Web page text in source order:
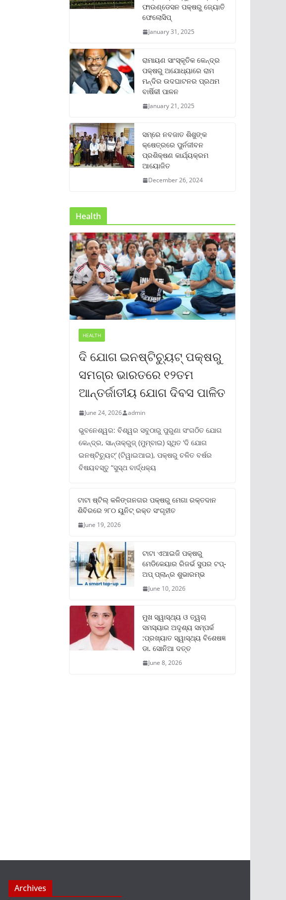
ଫାଉଣ୍ଡେସନ ପକ୍ଷରୁ ଜ୍ୟୋତି
ଫେଲୋସିପ୍‌
January 31, 2025
ରାମାୟଣ ସାଂସ୍କୃତିକ କେନ୍ଦ୍ର
ପକ୍ଷରୁ ଅଯୋଧ୍ୟାରେ ରାମ
ମନ୍ଦିର ଉଦଘାଟନର ପ୍ରଥମ
ବାର୍ଷିକୀ ପାଳନ
January 21, 2025
ସମ୍‌ରେ ନବଜାତ ଶିଶୁଙ୍କ
କ୍ଷେତ୍ରରେ ପୁର୍ନଜୀବନ
ପ୍ରଶିକ୍ଷଣ କାର୍ଯ୍ୟକ୍ରମ
ଆୟୋଜିତ
December 26, 2024
Health
HEALTH
ଦି ଯୋଗ ଇନଷ୍ଟିଚ୍ୟୁଟ୍ ପକ୍ଷରୁ
ସମଗ୍ର ଭାରତରେ ୧୨ତମ
ଆନ୍ତର୍ଜାତୀୟ ଯୋଗ ଦିବସ ପାଳିତ
June 24, 2026 admin
ଭୁବନେଶ୍ୱର: ବିଶ୍ୱର ସବୁଠାରୁ ପୁରୁଣା ସଂଗଠିତ ଯୋଗ
କେନ୍ଦ୍ର, ସାନ୍ତାକ୍ରୁଜ୍ (ମୁମ୍ବାଇ) ସ୍ଥିତ ‘ଦି ଯୋଗ
ଇନଷ୍ଟିଚ୍ୟୁଟ୍‌’ (ଟିୱାଇଆଇ), ପକ୍ଷରୁ ଚଳିତ ବର୍ଷର
ବିଷୟବସ୍ତୁ “ସୁସ୍ଥ ବାର୍ଦ୍ଧକ୍ୟ
ଟାଟା ଷ୍ଟିଲ୍‌ କଳିଙ୍ଗନଗର ପକ୍ଷରୁ ମେଗା ରକ୍ତଦାନ
ଶିବିରରେ ୨୮୦ ୟୁନିଟ୍‌ ରକ୍ତ ସଂଗୃହୀତ
June 19, 2026
ଟାଟା ଏଆଇଜି ପକ୍ଷରୁ
ମେଡିକେୟାର ରିଜର୍ଭ ସୁପର ଟପ୍‌-
ଅପ୍ ପ୍ଲାନ୍‌ର ଶୁଭାରମ୍ଭ
June 10, 2026
ମୁଖ ସ୍ୱାସ୍ଥ୍ୟ ଓ ତ୍ୱଚା
ସମସ୍ୟାର ଅଦୃଶ୍ୟ ସମ୍ପର୍କ
:ପ୍ରଖ୍ୟାତ ସ୍ୱାସ୍ଥ୍ୟ ବିଶେଷଜ୍ଞ
ଡା. ସୋନିଆ ଦତ୍ତ
June 8, 2026
Archives